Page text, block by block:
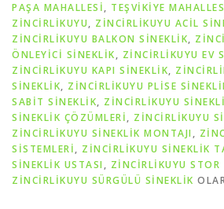
PAŞA MAHALLESİ, TEŞVİKİYE
ZİNCİRLİKUYU, ZINCIRLIKUYU ACIL
ZINCIRLIKUYU BALKON SINEKLIK,
ÖNLEYICI SINEKLIK, ZINCIRLIKUYU EV
ZINCIRLIKUYU KAPI SINEKLIK,
SINEKLIK, ZINCIRLIKUYU PLISE
SABIT SINEKLIK, ZINCIRLIKUYU
SINEKLIK ÇÖZÜMLERI, ZINCIRLIKUYU
ZINCIRLIKUYU SINEKLIK MONTAJI,
SISTEMLERI, ZINCIRLIKUYU SINEKLIK
SINEKLIK USTASI, ZINCIRLIKUYU STOR
ZINCIRLIKUYU SÜRGÜLÜ SINEKLIK